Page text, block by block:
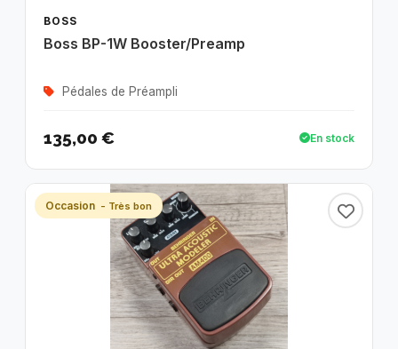
BOSS
Boss BP-1W Booster/Preamp
Pédales de Préampli
135,00 € En stock
Occasion - Très bon